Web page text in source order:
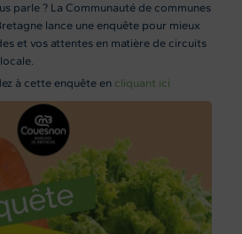
parle ? La Communauté de communes
lance une enquête pour mieux
et vos attentes en matière de circuits
à cette enquête en cliquant ici